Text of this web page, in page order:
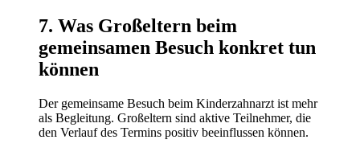
7. Was Großeltern beim
gemeinsamen Besuch konkret tun
können
Der gemeinsame Besuch beim Kinderzahnarzt ist mehr
als Begleitung. Großeltern sind aktive Teilnehmer, die
den Verlauf des Termins positiv beeinflussen können.